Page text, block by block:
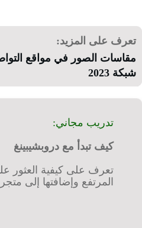
على المزيد:
الصور في مواقع التواصل
2023
تدريب مجاني:
كيف تبدأ مع دروبشيبينغ
تعرف على كيفية العثور
المرتفع وإضافتها إلى متجرك